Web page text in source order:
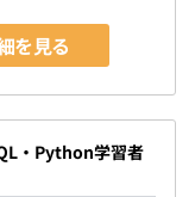
を見る
・Python学習者